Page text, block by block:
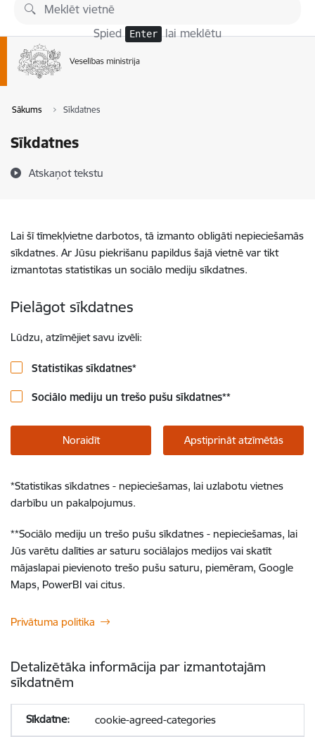
Pāriet uz lapas saturu
Spied Enter lai meklētu
Sākums Sīkdatnes
Sīkdatnes
Atskaņot tekstu
Lai šī tīmekļvietne darbotos, tā izmanto obligāti nepieciešamās
sīkdatnes. Ar Jūsu piekrišanu papildus šajā vietnē var tikt
izmantotas statistikas un sociālo mediju sīkdatnes.
Pielāgot sīkdatnes
Lūdzu, atzīmējiet savu izvēli:
Statistikas sīkdatnes*
Sociālo mediju un trešo pušu sīkdatnes**
Noraidīt Apstiprināt atzīmētās
*Statistikas sīkdatnes - nepieciešamas, lai uzlabotu vietnes
darbību un pakalpojumus.
**Sociālo mediju un trešo pušu sīkdatnes - nepieciešamas, lai
Jūs varētu dalīties ar saturu sociālajos medijos vai skatīt
mājaslapai pievienoto trešo pušu saturu, piemēram, Google
Maps, PowerBI vai citus.
Privātuma politika
Detalizētāka informācija par izmantotajām
sīkdatnēm
cookie-agreed-categories